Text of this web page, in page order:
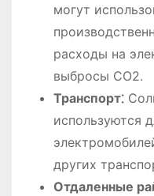
могут
расходы на
выбросы CO2.
Транспорт⁚
используются
других
Отдаленные